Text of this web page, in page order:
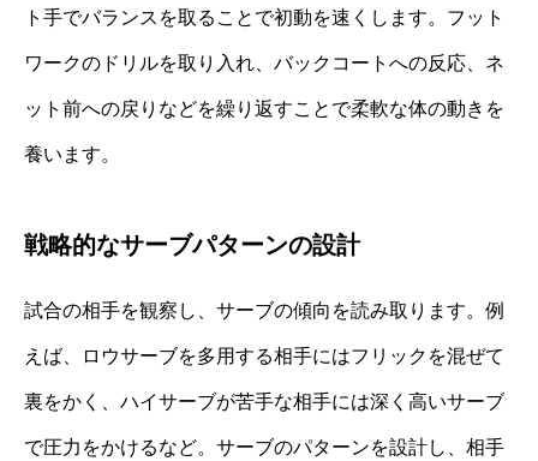
ト手でバランスを取ることで初動を速くします。フット
ワークのドリルを取り入れ、バックコートへの反応、ネ
ット前への戻りなどを繰り返すことで柔軟な体の動きを
養います。
戦略的なサーブパターンの設計
試合の相手を観察し、サーブの傾向を読み取ります。例
えば、ロウサーブを多用する相手にはフリックを混ぜて
裏をかく、ハイサーブが苦手な相手には深く高いサーブ
で圧力をかけるなど。サーブのパターンを設計し、相手